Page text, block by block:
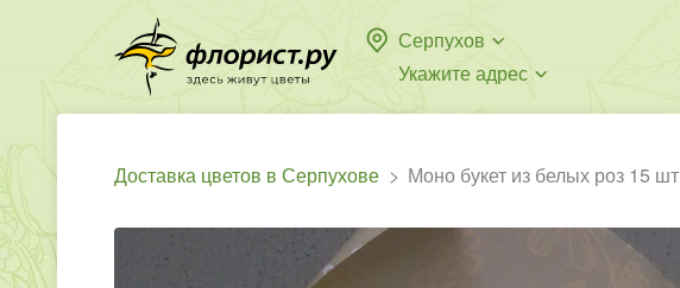
Серпухов
Укажите адрес
Доставка цветов в Серпухове Моно букет из белых роз 15 шт